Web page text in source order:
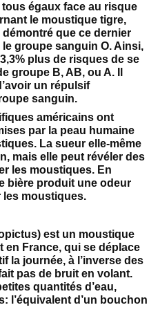
égaux face au risque
le moustique tigre,
que ce dernier
groupe sanguin O. Ainsi,
plus de risques de se
groupe B, AB, ou A. Il
un répulsif
sanguin.
américains ont
par la peau humaine
La sueur elle-même
mais elle peut révéler des
les moustiques. En
bière produit une odeur
les moustiques.
est un moustique
en France, qui se déplace
la journée, à l’inverse des
pas de bruit en volant.
quantités d’eau,
l’équivalent d’un bouchon